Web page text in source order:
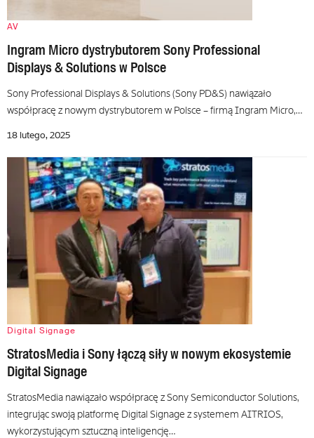
AV
Ingram Micro dystrybutorem Sony Professional
Displays & Solutions w Polsce
Sony Professional Displays & Solutions (Sony PD&S) nawiązało
współpracę z nowym dystrybutorem w Polsce – firmą Ingram Micro,…
18 lutego, 2025
Digital Signage
StratosMedia i Sony łączą siły w nowym ekosystemie
Digital Signage
StratosMedia nawiązało współpracę z Sony Semiconductor Solutions,
integrując swoją platformę Digital Signage z systemem AITRIOS,
wykorzystującym sztuczną inteligencję…